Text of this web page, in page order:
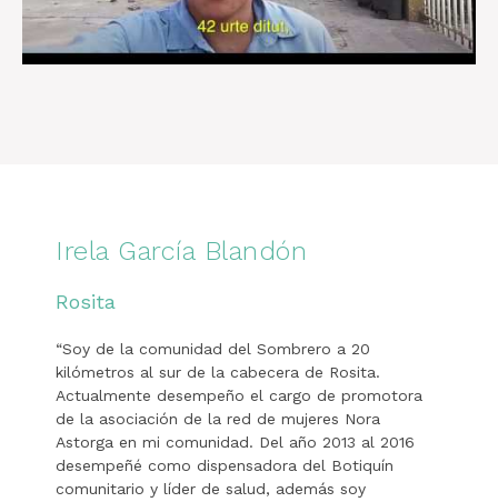
Irela García Blandón
Rosita
“Soy de la comunidad del Sombrero a 20
kilómetros al sur de la cabecera de Rosita.
Actualmente desempeño el cargo de promotora
de la asociación de la red de mujeres Nora
Astorga en mi comunidad. Del año 2013 al 2016
desempeñé como dispensadora del Botiquín
comunitario y líder de salud, además soy